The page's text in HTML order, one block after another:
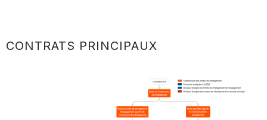
CONTRATS PRINCIPAUX